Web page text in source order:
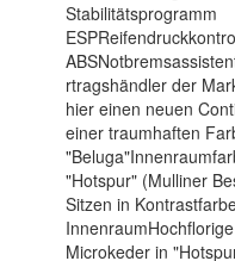
Stabilitätsprogramm
rtragshändler der
hier einen neuen
einer traumhaften
"Hotspur" (Mulliner
Sitzen in
Microkeder in